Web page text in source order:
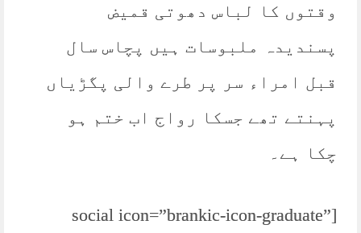
وقتوں کا لباس دھوتی قمیض
پسندیدہ ملبوسات ہیں پچاس سال
قبل امراء سر پر طرے والی پگڑیاں
پہنتے تھے جسکا رواج اب ختم ہو
چکا ہے۔
[social icon=”brankic-icon-graduate”